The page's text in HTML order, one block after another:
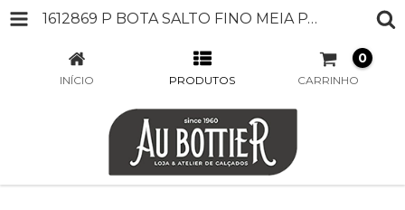
1612869 P BOTA SALTO FINO MEIA PATA NAPA BRANCO COM DUAS FIVELAS
INÍCIO PRODUTOS CARRINHO
0